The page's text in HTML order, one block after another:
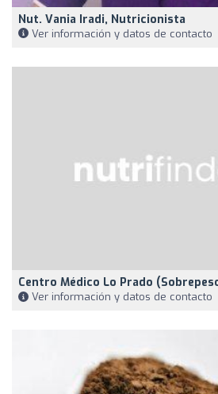
Nut. Vania Iradi, Nutricionista
Ver información y datos de contacto
Centro Médico Lo Prado
Ver información y datos de contacto